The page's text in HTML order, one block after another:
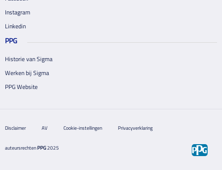
Instagram
Linkedin
PPG
Historie van Sigma
Werken bij Sigma
PPG Website
Disclaimer AV Cookie-instellingen Privacyverklaring
auteursrechtenPPG2025